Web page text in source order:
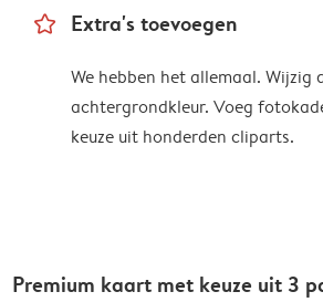
star_outline Extra's toevoegen
We hebben het allemaal. Wijzig
achtergrondkleur. Voeg
keuze uit honderden cliparts.
Premium kaart met keuze uit 3